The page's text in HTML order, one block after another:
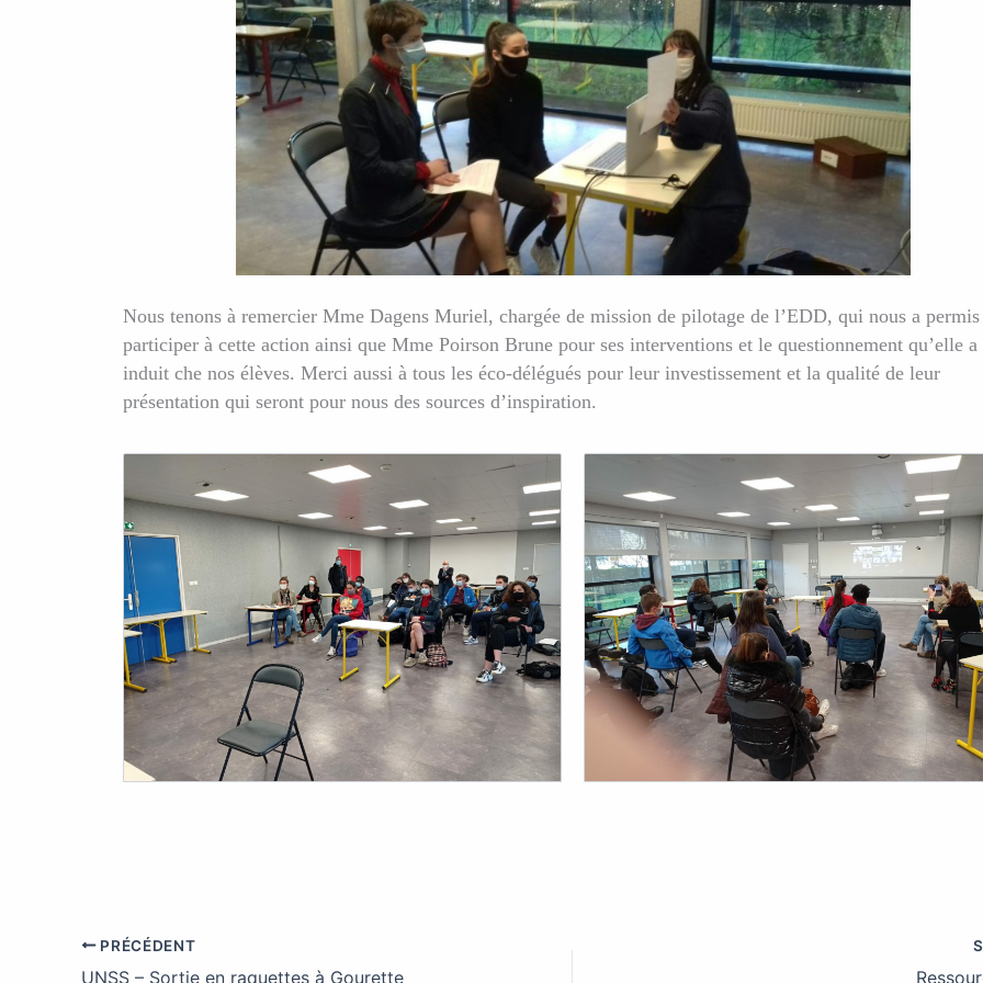
Nous tenons à remercier Mme Dagens Muriel, chargée de mission de pilotage de l’EDD, qui nous a permis
participer à cette action ainsi que Mme Poirson Brune pour ses interventions et le questionnement qu’elle a
induit che nos élèves. Merci aussi à tous les éco-délégués pour leur investissement et la qualité de leur
présentation qui seront pour nous des sources d’inspiration.
PRÉCÉDENT
UNSS – Sortie en raquettes à Gourette